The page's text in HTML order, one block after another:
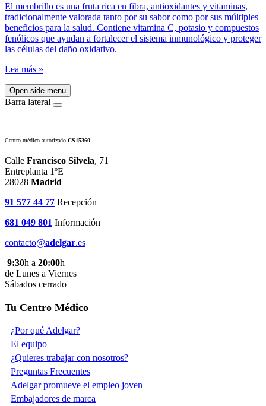
El membrillo es una fruta rica en fibra, antioxidantes y vitaminas,
tradicionalmente valorada tanto por su sabor como por sus múltiples
beneficios para la salud. Contiene vitamina C, potasio y compuestos
fenólicos que ayudan a fortalecer el sistema inmunológico y proteger
las células del daño oxidativo.
Lea más »
Open side menu
Barra lateral
Centro médico autorizado CS15360
Calle Francisco Silvela, 71
Entreplanta 1ºE
28028 Madrid
91 577 44 77 Recepción
681 049 801 Información
contacto@adelgar.es
9:30h a 20:00h
de Lunes a Viernes
Sábados cerrado
Tu Centro Médico
¿Por qué Adelgar?
El equipo
¿Quieres trabajar con nosotros?
Preguntas Frecuentes
Adelgar promueve el empleo joven
Embajadores de marca